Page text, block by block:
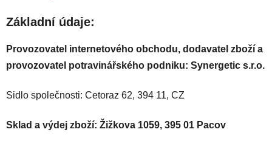
Základní údaje:
Provozovatel internetového obchodu, dodavatel zboží a
provozovatel potravinářského podniku: Synergetic s.r.o.
Sidlo společnosti: Cetoraz 62, 394 11, CZ
Sklad a výdej zboží: Žižkova 1059, 395 01 Pacov